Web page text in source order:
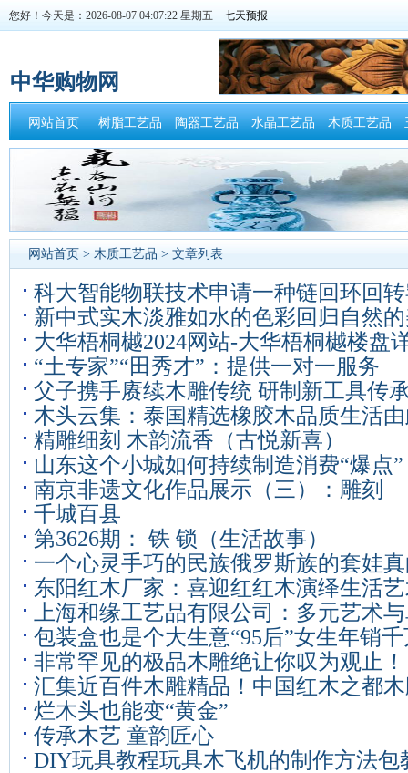
您好！今天是：2026-08-07 04:07:22 星期五
中华购物网
网站首页 树脂工艺品 陶器工艺品 水晶工艺品 木质工艺品
网站首页 > 木质工艺品 > 文章列表
科大智能物联技术申请一种链回环回
制方法专利能够实现煤气消耗量的节约
新中式实木淡雅如水的色彩回归自然
大华梧桐樾2024网站-大华梧桐樾楼盘
下
“土专家”“田秀才”：提供一对一服务
父子携手赓续木雕传统 研制新工具传
木头云集：泰国精选橡胶木品质生活
精雕细刻 木韵流香（古悦新喜）
山东这个小城如何持续制造消费“爆点”
南京非遗文化作品展示（三）：雕刻
千城百县
第3626期： 铁 锁（生活故事）
一个心灵手巧的民族俄罗斯族的套娃
东阳红木厂家：喜迎红红木演绎生活
上海和缘工艺品有限公司：多元艺术
满足多元需求
包装盒也是个大生意“95后”女生年销
额占全国90%
非常罕见的极品木雕绝让你叹为观止！
汇集近百件木雕精品！中国红木之都
开展
烂木头也能变“黄金”
传承木艺 童韵匠心
DIY玩具教程玩具木飞机的制作方法包